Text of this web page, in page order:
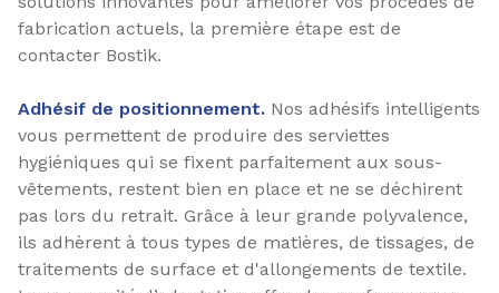
fabrication actuels, la première étape est de
contacter Bostik.
Adhésif de positionnement. Nos adhésifs intelligents
vous permettent de produire des serviettes
hygiéniques qui se fixent parfaitement aux sous-
vêtements, restent bien en place et ne se déchirent
pas lors du retrait. Grâce à leur grande polyvalence,
ils adhèrent à tous types de matières, de tissages, de
traitements de surface et d'allongements de textile.